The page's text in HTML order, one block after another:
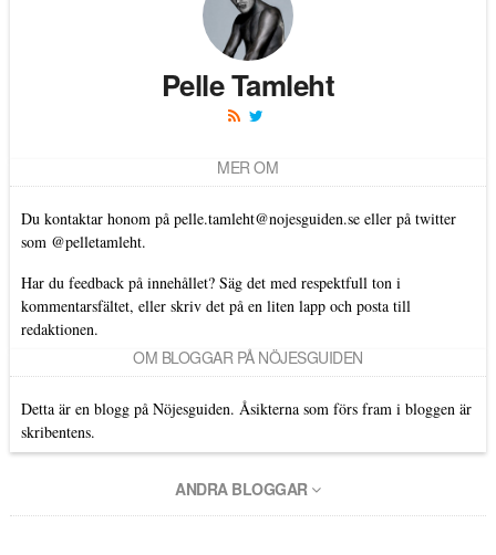
Pelle Tamleht
MER OM
Du kontaktar honom på pelle.tamleht@nojesguiden.seeller på twitter
som @pelletamleht.
Har du feedback på innehållet? Säg det med respektfull ton i
kommentarsfältet, eller skriv det på en liten lapp och posta till
redaktionen.
OM BLOGGAR PÅ NÖJESGUIDEN
Detta är en blogg på Nöjesguiden. Åsikterna som förs fram i bloggen är
skribentens.
ANDRA BLOGGAR